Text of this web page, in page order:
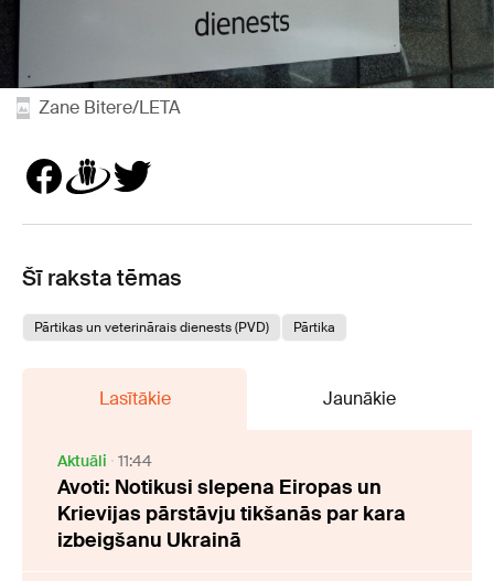
Zane Bitere/LETA
Šī raksta tēmas
Pārtikas un veterinārais dienests (PVD) Pārtika
Lasītākie Jaunākie
Aktuāli 11:44
Avoti: Notikusi slepena Eiropas un
Krievijas pārstāvju tikšanās par kara
izbeigšanu Ukrainā